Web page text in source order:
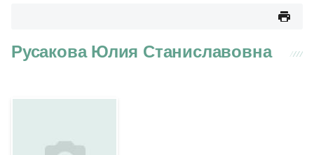
Русакова Юлия Станиславовна